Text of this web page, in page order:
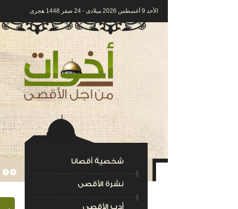
الأحد 9 أغسطس 2026 ميلادى - 24 صفر 1448 هجرى
شخصية أقصانا
نشرة الأقصى
أدب الأقصى